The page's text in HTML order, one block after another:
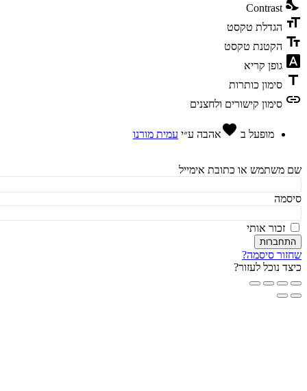
Contrast
הגדלת טקסט
הקטנת טקסט
גופן קריא
סימון כותרות
סימון קישורים ולחצנים
מופעל בfavorite אהבהע״י עמית מורנו
או כתובת אימייל
זכור אותי
סיסמה?
נוכל לעזור?